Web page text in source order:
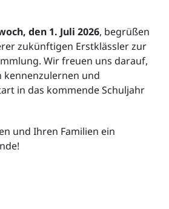
den 1. Juli 2026, begrüßen
zukünftigen Erstklässler zur
Wir freuen uns darauf,
kennenzulernen und
in das kommende Schuljahr
und Ihren Familien ein